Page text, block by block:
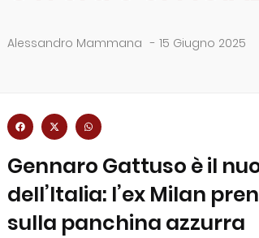
Alessandro Mammana - 15 Giugno 2025
Gennaro Gattuso è il
dell’Italia: l’ex Milan
sulla panchina azzurra